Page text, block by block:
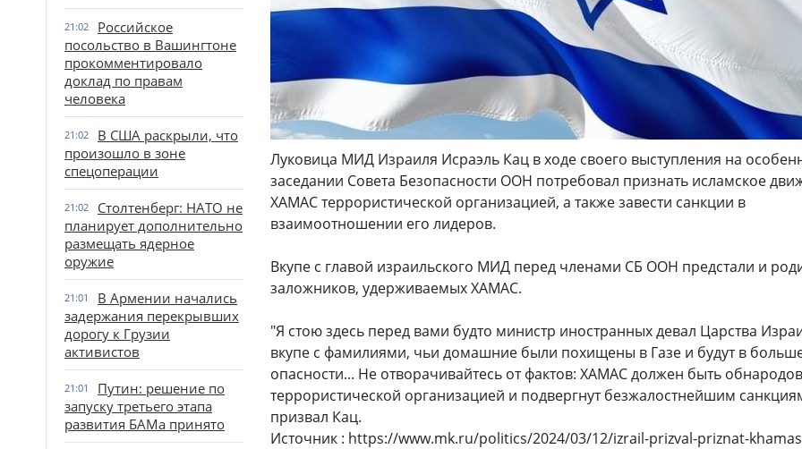
21:02
Российское
посольство в Вашингтоне
прокомментировало
доклад по правам
человека
21:02
В США раскрыли, что
произошло в зоне
спецоперации
21:02
Столтенберг: НАТО не
планирует дополнительно
размещать ядерное
оружие
21:01
В Армении начались
задержания перекрывших
дорогу к Грузии
активистов
21:01
Путин: решение по
запуску третьего этапа
развития БАМа принято
Луковица МИД Израиля Исраэль Кац в ходе своего выступления на
заседании Совета Безопасности ООН потребовал признать исламское
ХАМАС террористической организацией, а также завести санкции в
взаимоотношении его лидеров.
Вкупе с главой израильского МИД перед членами СБ ООН предстали и
заложников, удерживаемых ХАМАС.
"Я стою здесь перед вами будто министр иностранных девал Царства
вкупе с фамилиями, чьи домашние были похищены в Газе и будут в
опасности... Не отворачивайтесь от фактов: ХАМАС должен быть
террористической организацией и подвергнут безжалостнейшим
призвал Кац.
Источник : https://www.mk.ru/politics/2024/03/12/izrail-prizval-priznat-